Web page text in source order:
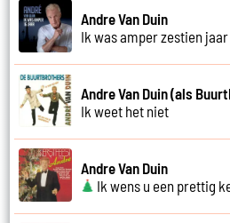
Andre Van Duin
Ik was amper zestien jaar
Andre Van Duin (als
Ik weet het niet
Andre Van Duin
Ik wens u een prettig